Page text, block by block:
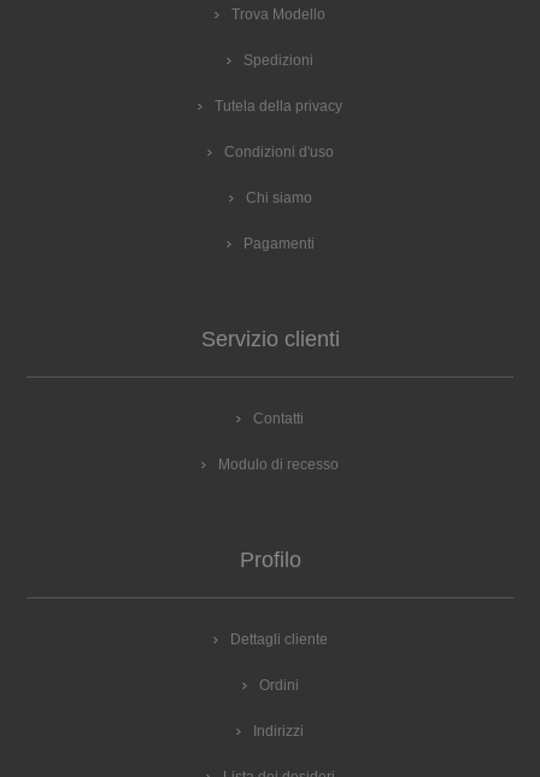
Trova Modello
Spedizioni
Tutela della privacy
Condizioni d'uso
Chi siamo
Pagamenti
Servizio clienti
Contatti
Modulo di recesso
Profilo
Dettagli cliente
Ordini
Indirizzi